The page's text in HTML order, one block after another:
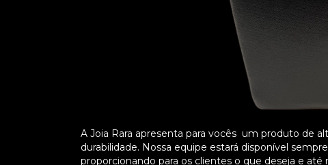
A Joia Rara apresenta para vocês um produto de
durabilidade. Nossa equipe estará disponível
proporcionando para os clientes o que deseja e